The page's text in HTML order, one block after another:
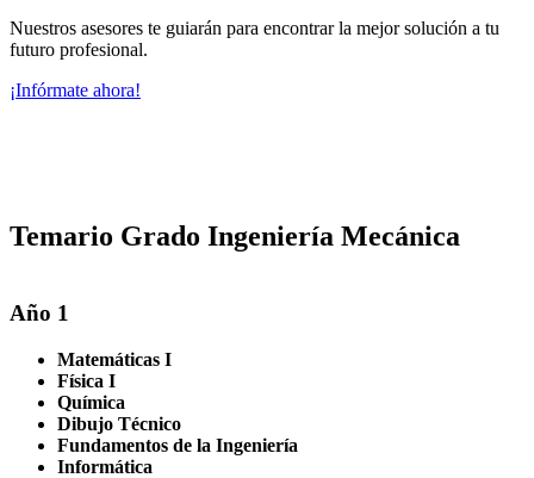
Nuestros asesores te guiarán para encontrar la mejor solución a tu
futuro profesional.
¡Infórmate ahora!
Temario Grado Ingeniería Mecánica
Año 1
Matemáticas I
Física I
Química
Dibujo Técnico
Fundamentos de la Ingeniería
Informática